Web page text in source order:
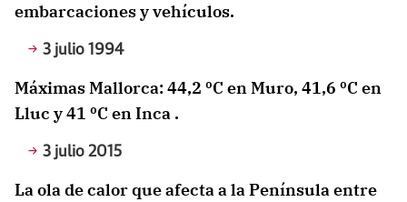
embarcaciones y vehículos.
3 julio 1994
Máximas Mallorca: 44,2 ºC en Muro, 41,6 ºC en
Lluc y 41 ºC en Inca .
3 julio 2015
La ola de calor que afecta a la Península entre